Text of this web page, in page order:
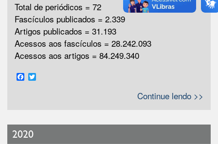
Total de periódicos = 72
Fascículos publicados = 2.339
Artigos publicados = 31.193
Acessos aos fascículos = 28.242.093
Acessos aos artigos = 84.249.340
Facebook
Continue lendo >>
2020